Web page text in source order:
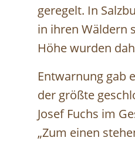
geregelt. In
in ihren Wäldern
Höhe wurden
Entwarnung gab
der größte
Josef Fuchs im
„Zum einen